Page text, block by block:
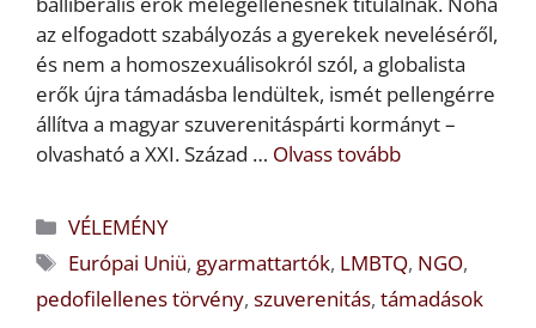
az elfogadott szabályozás a gyerekek neveléséről,
és nem a homoszexuálisokról szól, a globalista
erők újra támadásba lendültek, ismét pellengérre
állítva a magyar szuverenitáspárti kormányt –
olvasható a XXI. Század … Olvass tovább
Kategória
VÉLEMÉNY
Címkék
Európai Uniü, gyarmattartók, LMBTQ, NGO,
pedofilellenes törvény, szuverenitás, támadások